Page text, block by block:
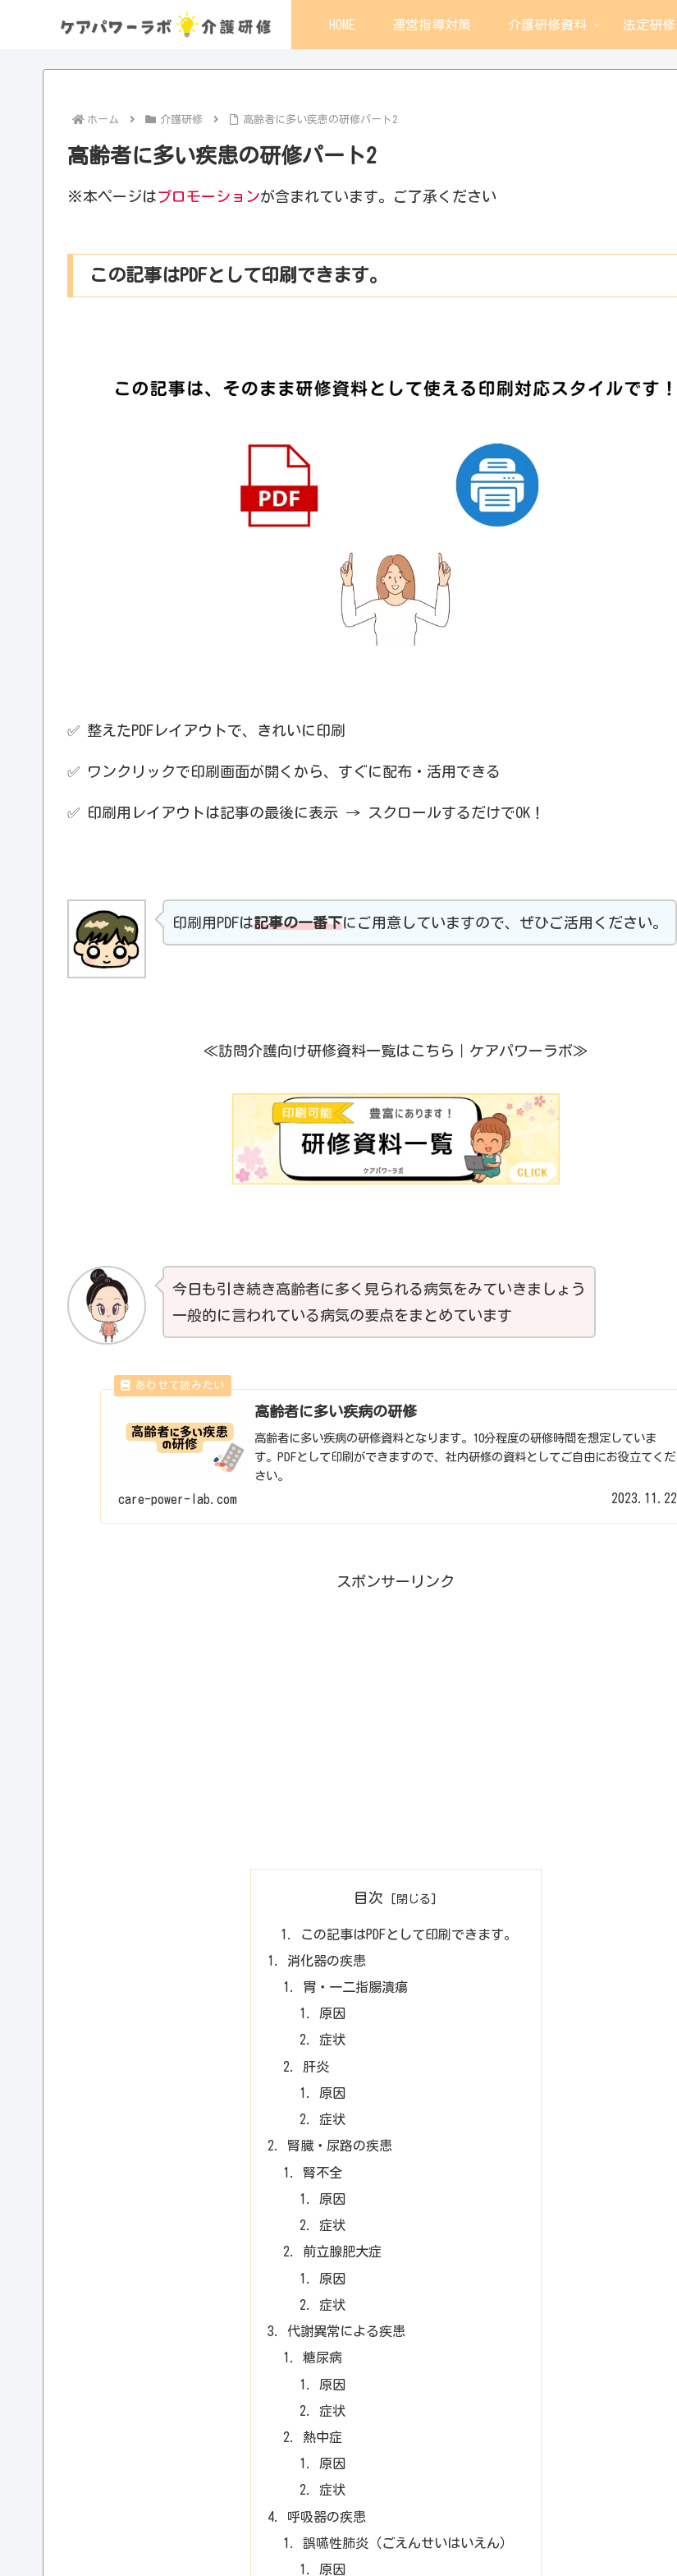
HOME 運営指導対策 介護研修資料 法定研修
ホーム 介護研修 高齢者に多い疾患の研修パート2
高齢者に多い疾患の研修パート2
※本ページはプロモーションが含まれています。ご了承ください
この記事はPDFとして印刷できます。
✅ 整えたPDFレイアウトで、きれいに印刷
✅ ワンクリックで印刷画面が開くから、すぐに配布・活用できる
✅ 印刷用レイアウトは記事の最後に表示 → スクロールするだけでOK！
印刷用PDFは記事の一番下にご用意していますので、ぜひご活用ください。
≪訪問介護向け研修資料一覧はこちら｜ケアパワーラボ≫
今日も引き続き高齢者に多く見られる病気をみていきましょう
一般的に言われている病気の要点をまとめています
高齢者に多い疾病の研修
高齢者に多い疾病の研修資料となります。10分程度の研修時間を想定していま
す。PDFとして印刷ができますので、社内研修の資料としてご自由にお役立てくだ
さい。
care-power-lab.com 2023.11.22
スポンサーリンク
目次
この記事はPDFとして印刷できます。
消化器の疾患
胃・一二指腸潰瘍
原因
症状
肝炎
原因
症状
腎臓・尿路の疾患
腎不全
原因
症状
前立腺肥大症
原因
症状
代謝異常による疾患
糖尿病
原因
症状
熱中症
原因
症状
呼吸器の疾患
誤嚥性肺炎（ごえんせいはいえん）
原因